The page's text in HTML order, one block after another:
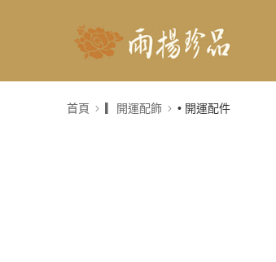
首頁 ▎開運配飾 • 開運配件